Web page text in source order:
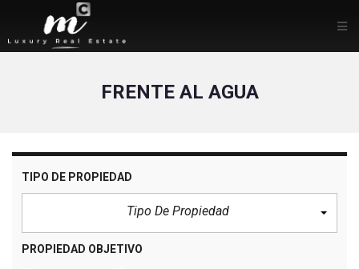
FRENTE AL AGUA
TIPO DE PROPIEDAD
Tipo De Propiedad
PROPIEDAD OBJETIVO